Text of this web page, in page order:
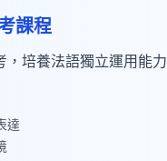
課程
，培養法語獨立運用能力
達